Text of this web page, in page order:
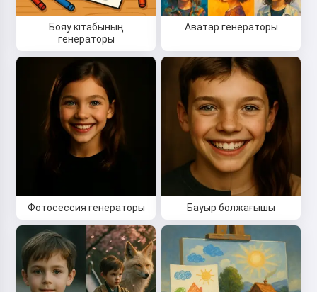
Бояу кітабының
генераторы
Аватар генераторы
Фотосессия генераторы Бауыр болжағышы
Ертегіні оқу
Сервисті пайдалануды бастау арқылы сіз мынаны
қабылдайсыз:Қызмет көрсету шарттары , Құпиялылық
саясаты
Қайтару саясаты